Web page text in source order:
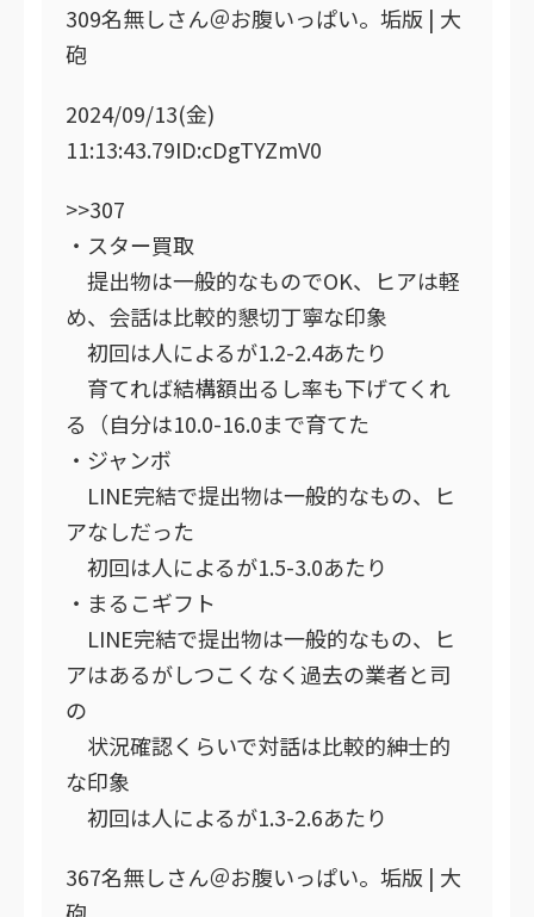
309名無しさん＠お腹いっぱい。垢版 | 大
砲
2024/09/13(金)
11:13:43.79ID:cDgTYZmV0
>>307
・スター買取
提出物は一般的なものでOK、ヒアは軽
め、会話は比較的懇切丁寧な印象
初回は人によるが1.2-2.4あたり
育てれば結構額出るし率も下げてくれ
る（自分は10.0-16.0まで育てた
・ジャンボ
LINE完結で提出物は一般的なもの、ヒ
アなしだった
初回は人によるが1.5-3.0あたり
・まるこギフト
LINE完結で提出物は一般的なもの、ヒ
アはあるがしつこくなく過去の業者と司
の
状況確認くらいで対話は比較的紳士的
な印象
初回は人によるが1.3-2.6あたり
367名無しさん＠お腹いっぱい。垢版 | 大